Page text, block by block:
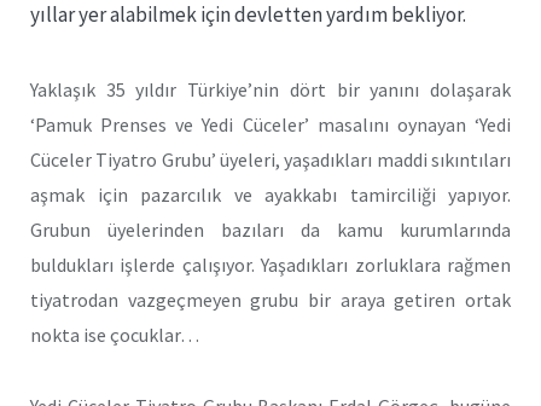
yıllar yer alabilmek için devletten yardım bekliyor.
Yaklaşık 35 yıldır Türkiye’nin dört bir yanını dolaşarak
‘Pamuk Prenses ve Yedi Cüceler’ masalını oynayan ‘Yedi
Cüceler Tiyatro Grubu’ üyeleri, yaşadıkları maddi sıkıntıları
aşmak için pazarcılık ve ayakkabı tamirciliği yapıyor.
Grubun üyelerinden bazıları da kamu kurumlarında
buldukları işlerde çalışıyor. Yaşadıkları zorluklara rağmen
tiyatrodan vazgeçmeyen grubu bir araya getiren ortak
nokta ise çocuklar…